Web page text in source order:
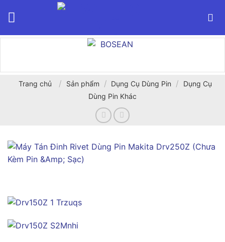
Trang chủ / Sản phẩm / Dụng Cụ Dùng Pin /
Dụng Cụ
Dùng Pin Khác